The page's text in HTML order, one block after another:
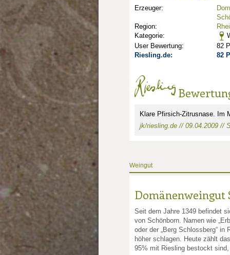
Erzeuger:
Region:
Kategorie:
User Bewertung:
82
Riesling.de:
82
Klare Pfirsich-Zitrusnase. Im
jk/riesling.de // 09.04.2009 //
Weingut
Domänenweingut
Seit dem Jahre 1349 befindet
von Schönborn. Namen wie
oder der „Berg Schlossberg“
höher schlagen. Heute zählt
95% mit Riesling bestockt